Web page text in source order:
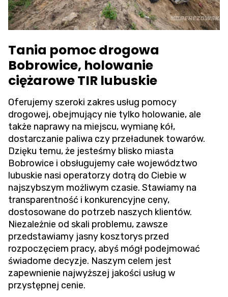
Tania pomoc drogowa
Bobrowice, holowanie
ciężarowe TIR lubuskie
Oferujemy szeroki zakres usług pomocy
drogowej, obejmujący nie tylko holowanie, ale
także naprawy na miejscu, wymianę kół,
dostarczanie paliwa czy przeładunek towarów.
Dzięku temu, że jesteśmy blisko miasta
Bobrowice i obsługujemy całe województwo
lubuskie nasi operatorzy dotrą do Ciebie w
najszybszym możliwym czasie. Stawiamy na
transparentność i konkurencyjne ceny,
dostosowane do potrzeb naszych klientów.
Niezależnie od skali problemu, zawsze
przedstawiamy jasny kosztorys przed
rozpoczęciem pracy, abyś mógł podejmować
świadome decyzje. Naszym celem jest
zapewnienie najwyższej jakości usług w
przystępnej cenie.